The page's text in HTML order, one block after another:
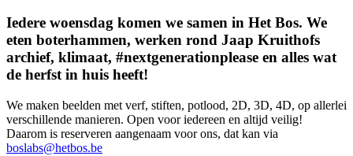
Iedere woensdag komen we samen in Het Bos. We
eten boterhammen, werken rond Jaap Kruithofs
archief, klimaat, #nextgenerationplease en alles wat
de herfst in huis heeft!
We maken beelden met verf, stiften, potlood, 2D, 3D, 4D, op allerlei
verschillende manieren. Open voor iedereen en altijd veilig!
Daarom is reserveren aangenaam voor ons, dat kan via
boslabs@hetbos.be